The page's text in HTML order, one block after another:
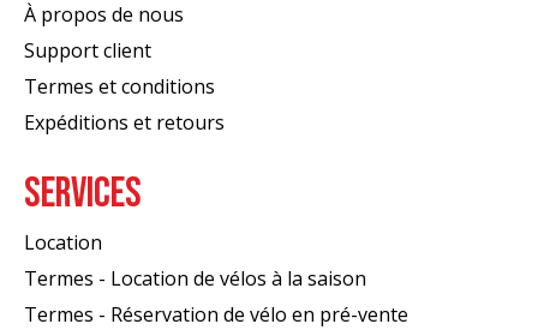
À propos de nous
Support client
Termes et conditions
Expéditions et retours
SERVICES
Location
Termes - Location de vélos à la saison
Termes - Réservation de vélo en pré-vente